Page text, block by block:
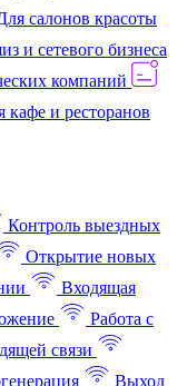
салонов красоты
и сетевого бизнеса
компаний
кафе и ресторанов
Контроль выездных
Открытие новых
Входящая
Работа с
связи
Выход